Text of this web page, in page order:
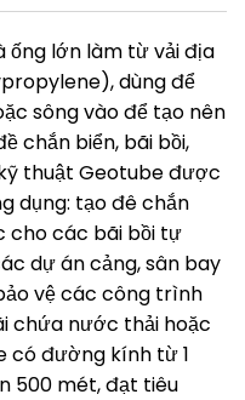
ống lớn làm từ vải địa
dùng để
sông vào để tạo nên
chắn biển, bãi bồi,
thuật Geotube được
dụng: tạo đê chắn
cho các bãi bồi tự
dự án cảng, sân bay
vệ các công trình
chứa nước thải hoặc
có đường kính từ 1
500 mét, đạt tiêu